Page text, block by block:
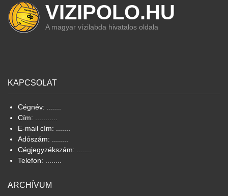
VIZIPOLO.HU
A magyar vízilabda hivatalos oldala
KAPCSOLAT
Cégnév: .......
Cím: ...........
E-mail cím: .......
Adószám: ........
Cégjegyzékszám: .......
Telefon: ........
ARCHÍVUM